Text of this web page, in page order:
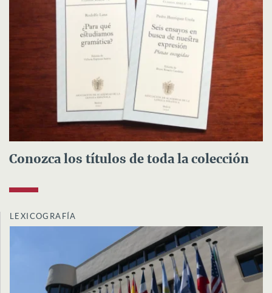
Conozca los títulos de toda la colección
LEXICOGRAFÍA